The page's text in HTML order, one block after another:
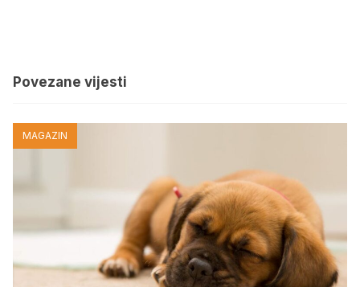
Povezane vijesti
MAGAZIN